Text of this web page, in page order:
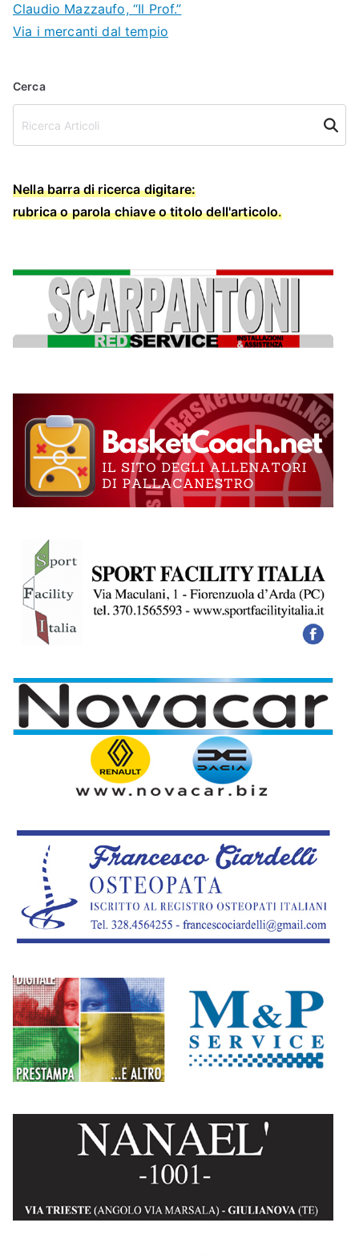
Claudio Mazzaufo, “Il Prof.”
Via i mercanti dal tempio
Cerca
Cerca
Nella barra di ricerca digitare:
rubrica o parola chiave o titolo dell'articolo.